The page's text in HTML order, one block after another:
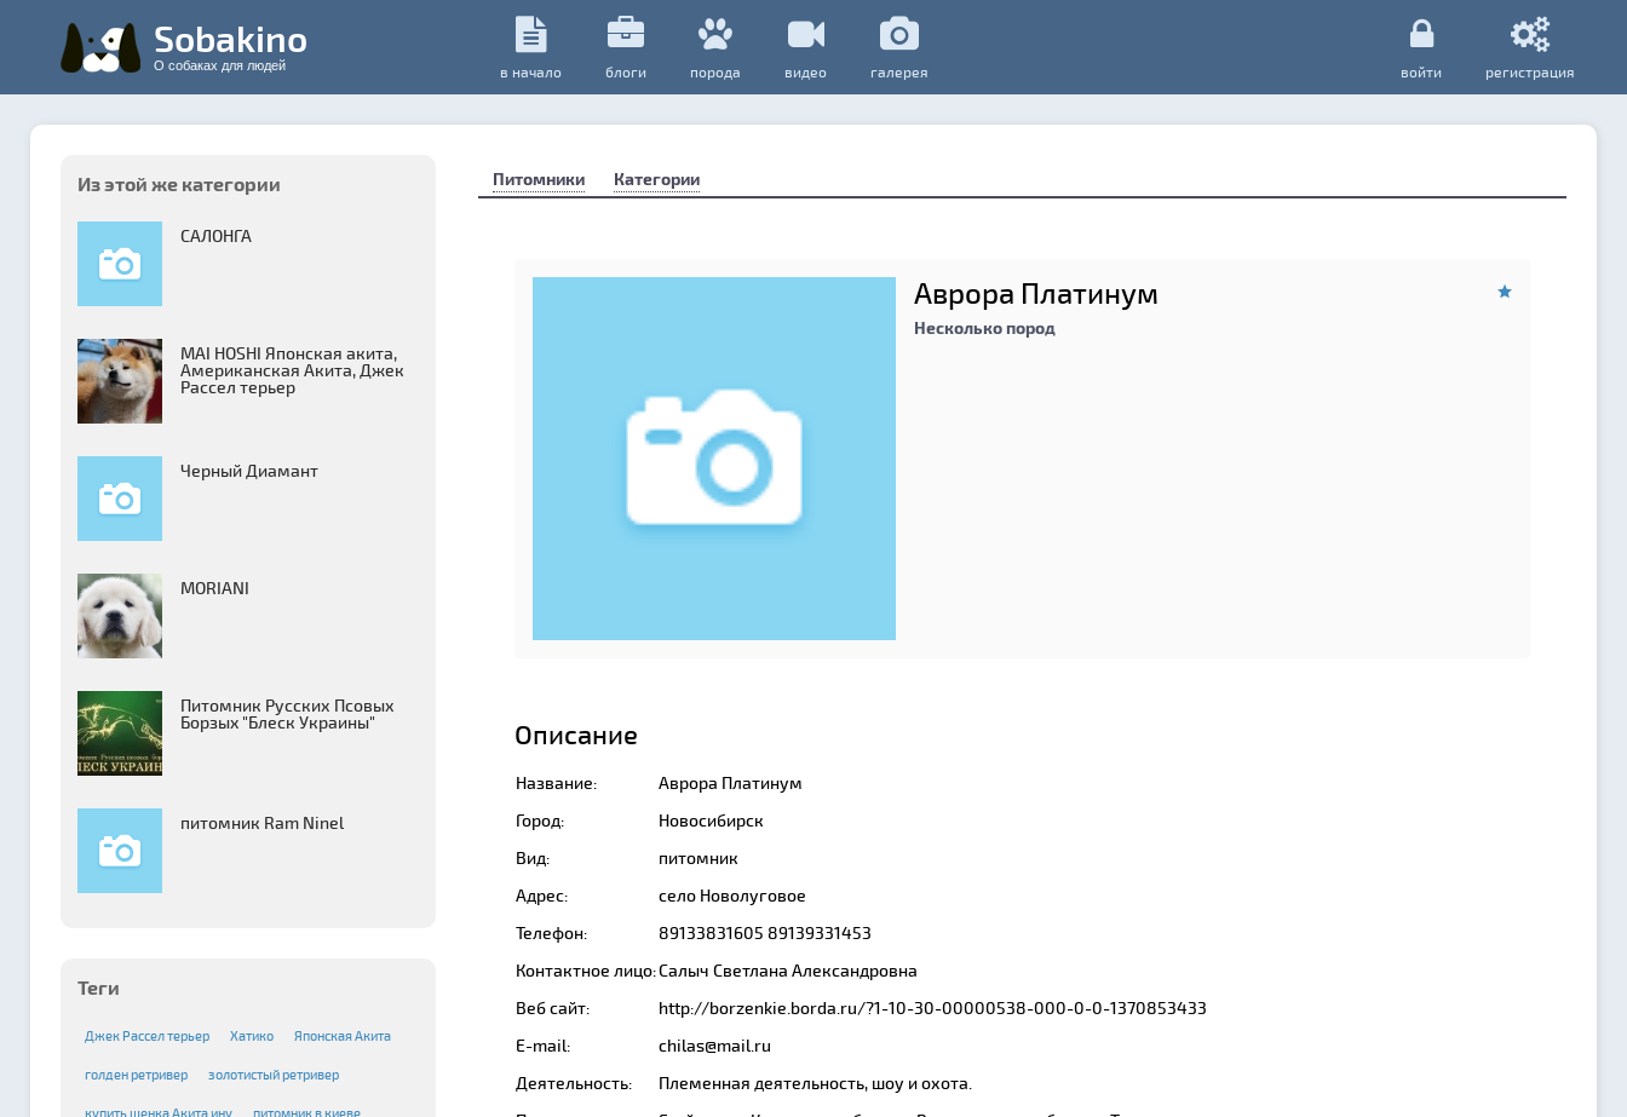
Sobakino
О собаках для людей в начало блоги порода видео галерея войти регистрация
Из этой же категории
САЛОНГА
MAI HOSHI Японская акита,
Американская Акита, Джек
Рассел терьер
Черный Диамант
MORIANI
Питомник Русских Псовых
Борзыx "Блеск Украины"
питомник Ram Ninel
Теги
Джек Рассел терьер Хатико Японская Акита
голден ретривер золотистый ретривер
купить щенка Акита ину питомник в киеве
Питомники Категории
Аврора Платинум
Несколько пород
Описание
Название:
Аврора Платинум
Город:
Новосибирск
Вид:
питомник
Адрес:
село Новолуговое
Телефон:
89133831605 89139331453
Контактное лицо:Салыч Светлана Александровна
Веб сайт:
http://borzenkie.borda.ru/?1-10-30-00000538-000-0-0-1370853433
E-mail:
chilas@mail.ru
Деятельность:
Племенная деятельность, шоу и охота.